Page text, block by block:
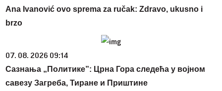
Ana Ivanović ovo sprema za ručak: Zdravo, ukusno i
brzo
07. 08. 2026 09:14
Сазнања „Политике”: Црна Гора следећа у војном
савезу Загреба, Тиране и Приштине